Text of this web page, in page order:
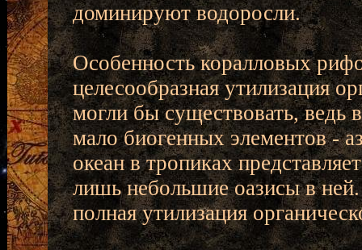
доминируют водоросли.
Особенность коралловых
целесообразная утилизация
могли бы существовать, ведь
мало биогенных элементов -
океан в тропиках
лишь небольшие оазисы в ней.
полная утилизация